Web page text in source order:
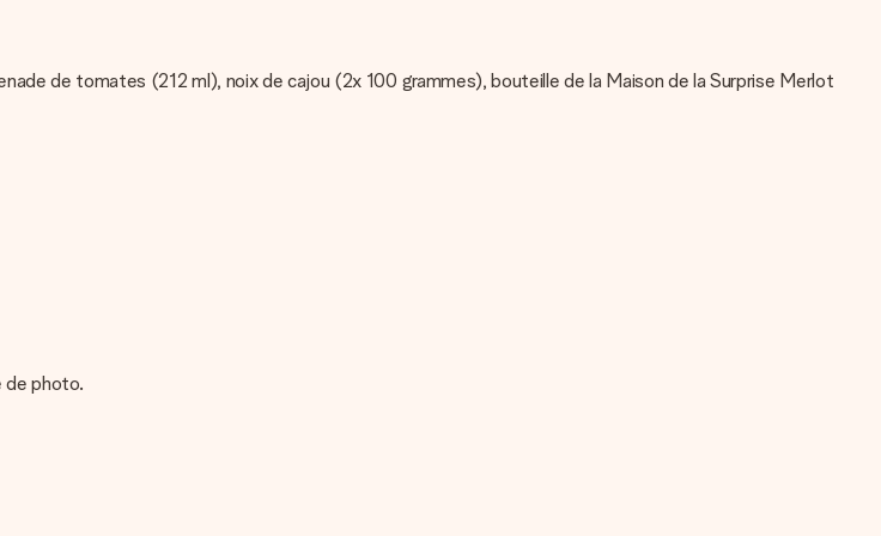
de tomates (212 ml), noix de cajou (2x 100 grammes), bouteille de la Maison de la Surprise Merlot
de photo.